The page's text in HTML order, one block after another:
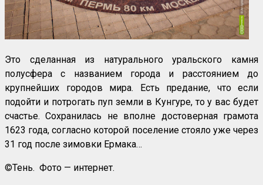
Это сделанная из натурального уральского камня
полусфера с названием города и расстоянием до
крупнейших городов мира. Есть предание, что если
подойти и потрогать пуп земли в Кунгуре, то у вас будет
счастье. Сохранилась не вполне достоверная грамота
1623 года, согласно которой поселение стояло уже через
31 год после зимовки Ермака…
©Тень. Фото — интернет.